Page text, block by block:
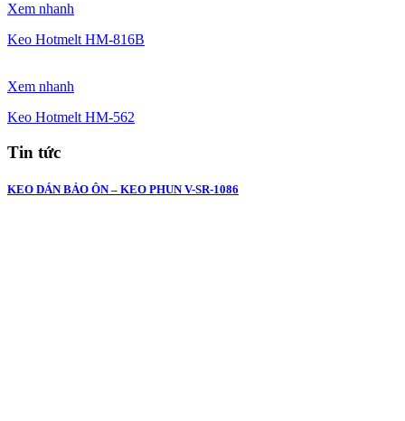
Xem nhanh
Keo Hotmelt HM-816B
Xem nhanh
Keo Hotmelt HM-562
Tin tức
KEO DÁN BẢO ÔN – KEO PHUN V-SR-1086